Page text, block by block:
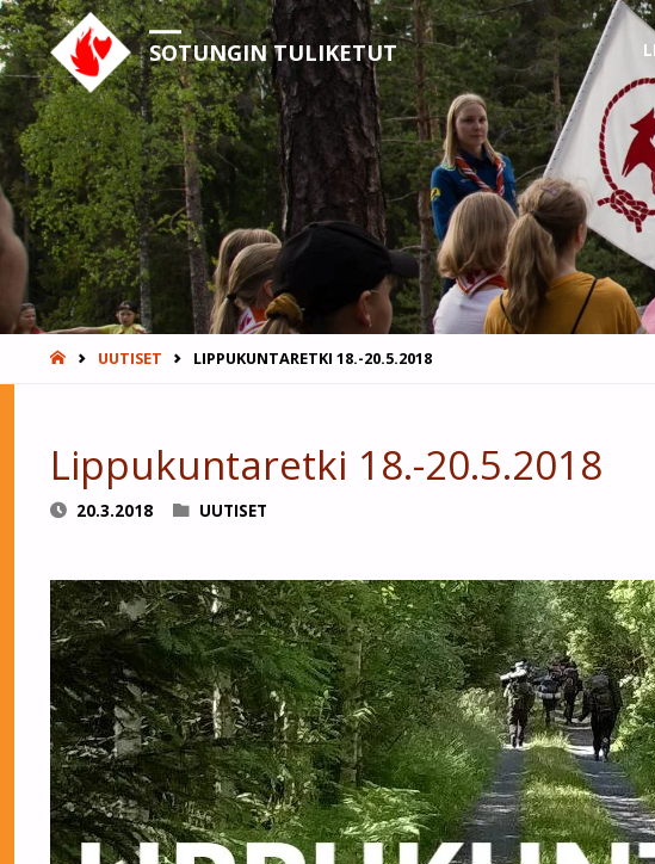
SOTUNGIN TULIKETUT
HOMEUUTISET LIPPUKUNTARETKI 18.-20.5.2018
Lippukuntaretki 18.-20.5.2018
20.3.2018 UUTISET